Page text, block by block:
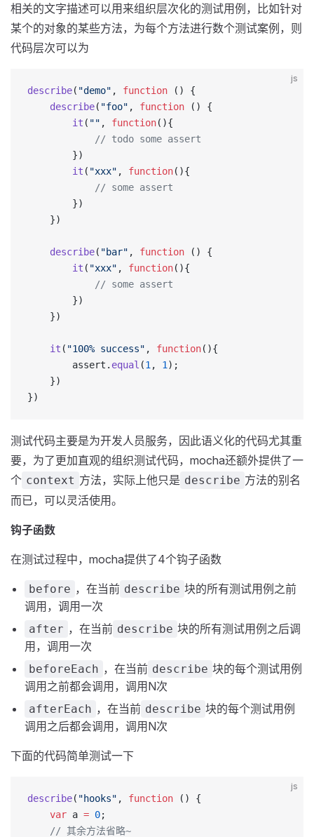
相关的文字描述可以用来组织层次化的测试用例，比如针对
某个的对象的某些方法，为每个方法进行数个测试案例，则
代码层次可以为
js
describe( "demo" , function () {
	describe
( "foo" , function () {
	  	it
( "" , function(){
	  		// todo some assert
	  	})
	  	it
( "xxx" , function(){
	  		// some assert
	  	})
	})
	describe
( "bar" , function () {
	  	it
( "xxx" , function(){
	  		// some assert
	  	})
	})
  	it
( "100% success" , function(){
      	assert.
equal (1 , 1 );
  	})
})
测试代码主要是为开发人员服务，因此语义化的代码尤其重
要，为了更加直观的组织测试代码，mocha还额外提供了一
个 context 方法，实际上他只是 describe 方法的别名
而已，可以灵活使用。
钩子函数
在测试过程中，mocha提供了4个钩子函数
before ，在当前 describe 块的所有测试用例之前
调用，调用一次
after ，在当前 describe 块的所有测试用例之后调
用，调用一次
beforeEach ，在当前 describe 块的每个测试用例
调用之前都会调用，调用N次
afterEach ，在当前 describe 块的每个测试用例
调用之后都会调用，调用N次
下面的代码简单测试一下
js
describe( "hooks" , function () {
	var
a = 0;
  	// 其余方法省略~